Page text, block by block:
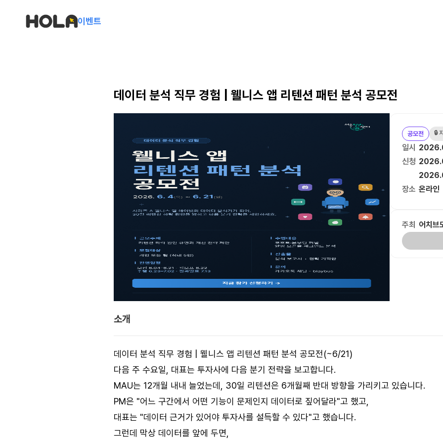
이벤트
데이터 분석 직무 경험 | 웰니스 앱 리텐션 패턴 분석 공모전
공모전 🔒
일시
신청
장소 온라인
주최 어치브
소개
데이터 분석 직무 경험 | 웰니스 앱 리텐션 패턴 분석 공모전(~6/21)
다음 주 수요일, 대표는 투자사에 다음 분기 전략을 보고합니다.
MAU는 12개월 내내 늘었는데, 30일 리텐션은 6개월째 반대 방향을 가리키고 있습니다.
PM은 "어느 구간에서 어떤 기능이 문제인지 데이터로 짚어달라"고 했고,
대표는 "데이터 근거가 있어야 투자사를 설득할 수 있다"고 했습니다.
그런데 막상 데이터를 앞에 두면,